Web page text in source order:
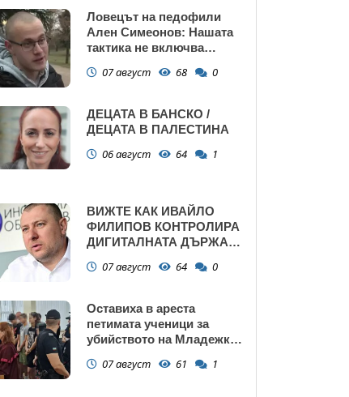
Ловецът на педофили
Ален Симеонов: Нашата
тактика не включва
07 август 68 0
ДЕЦАТА В БАНСКО /
ДЕЦАТА В ПАЛЕСТИНА
06 август 64 1
ВИЖТЕ КАК ИВАЙЛО
ФИЛИПОВ КОНТРОЛИРА
ДИГИТАЛНАТА ДЪРЖАВА
ПРАВИТЕЛСТВОТО?
07 август 64 0
Оставиха в ареста
петимата ученици за
убийството на Младежкия
час, гаврили се с него и го
07 август 61 1